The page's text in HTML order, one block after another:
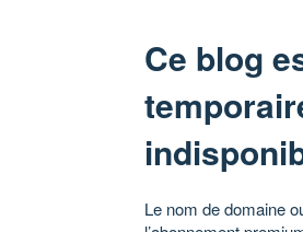
Ce blog
Le nom de domaine